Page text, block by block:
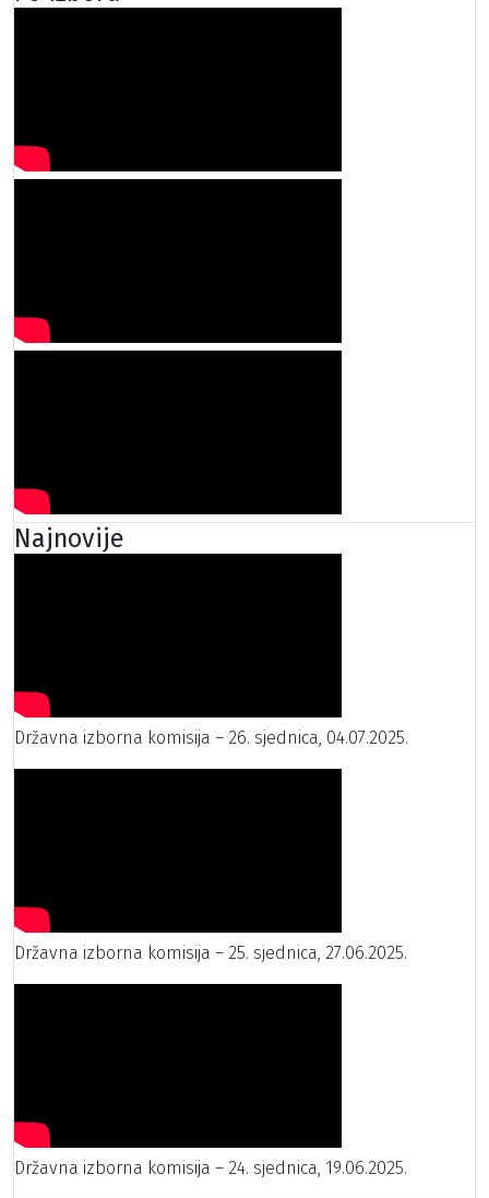
Najnovije
Državna izborna komisija – 26. sjednica, 04.07.2025.
Državna izborna komisija – 25. sjednica, 27.06.2025.
Državna izborna komisija – 24. sjednica, 19.06.2025.